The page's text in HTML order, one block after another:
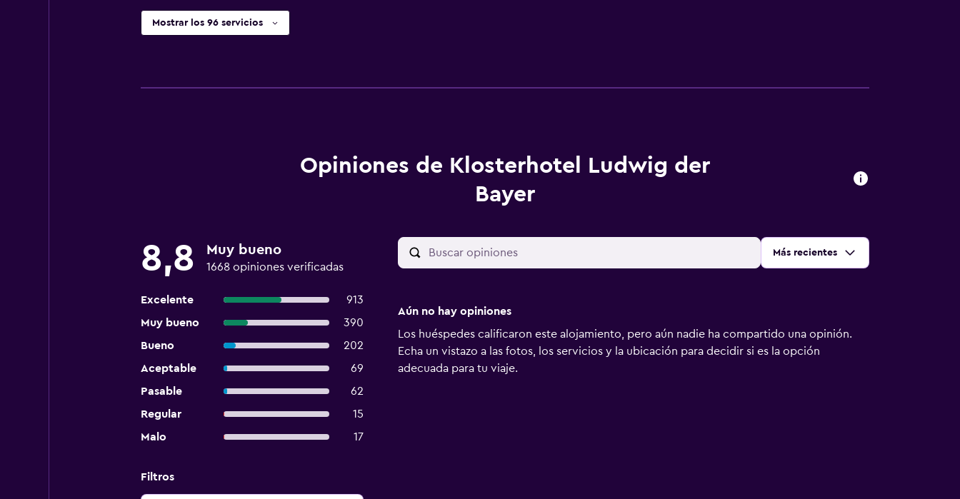
Mostrar los 96 servicios
Opiniones de Klosterhotel Ludwig der
Bayer
8,8 Muy bueno
1668 opiniones verificadas
Excelente
913
Muy bueno
390
Bueno
202
Aceptable
69
Pasable
62
Regular
15
Malo
17
Ordenar por:
Más recientes
Filtros
Aún no hay opiniones
Los huéspedes calificaron este alojamiento, pero aún nadie ha compartido una opinión.
Echa un vistazo a las fotos, los servicios y la ubicación para decidir si es la opción
adecuada para tu viaje.